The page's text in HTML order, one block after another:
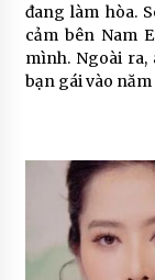
đang làm hòa.
cảm bên Nam
mình. Ngoài
bạn gái vào năm